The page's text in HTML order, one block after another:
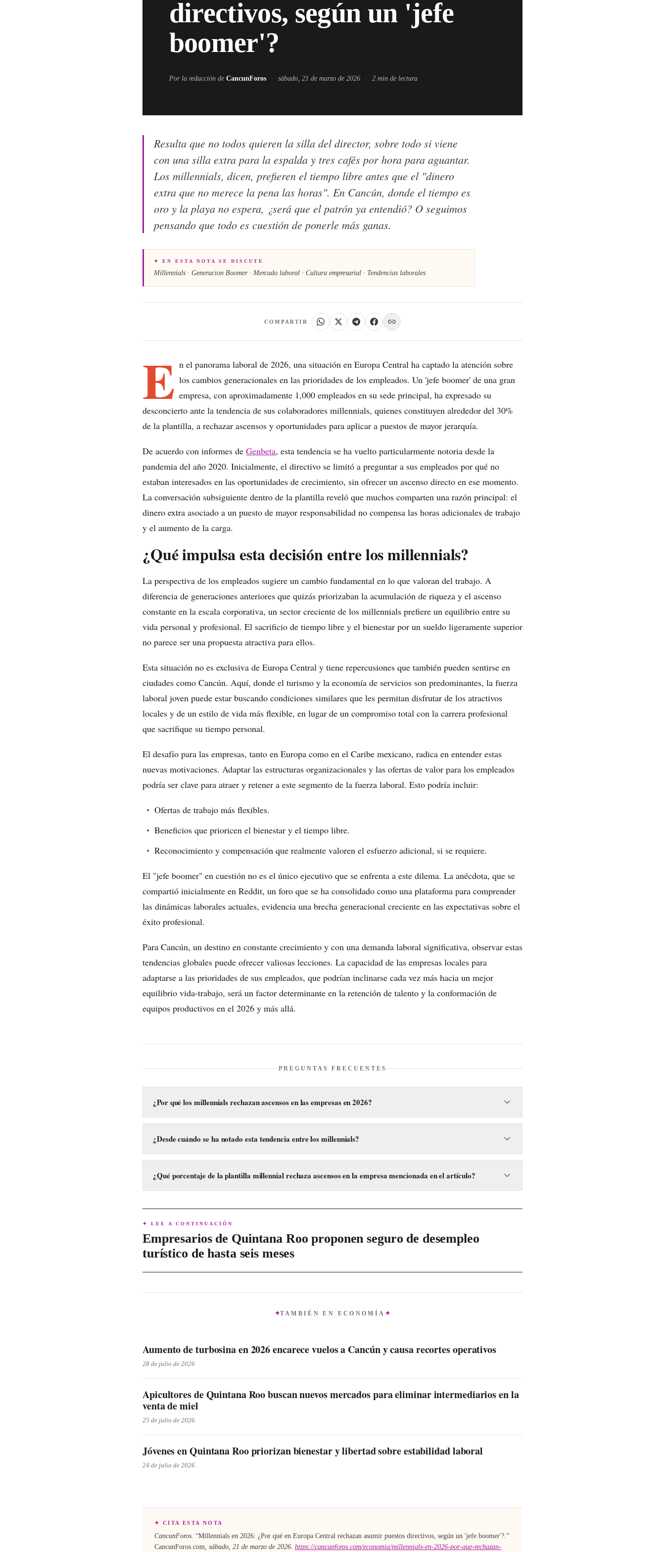
directivos, según un 'jefe
boomer'?
Por la redacción de CancunForos · sábado, 21 de marzo de 2026 · 2min de lectura
Resulta que no todos quieren la silla del director, sobre todo si viene
con una silla extra para la espalda y tres cafés por hora para aguantar.
Los millennials, dicen, prefieren el tiempo libre antes que el "dinero
extra que no merece la pena las horas". En Cancún, donde el tiempo es
oro y la playa no espera, ¿será que el patrón ya entendió? O seguimos
pensando que todo es cuestión de ponerle más ganas.
✦ EN ESTA NOTA SE DISCUTE
Millennials · Generacion Boomer · Mercado laboral · Cultura empresarial · Tendencias laborales
COMPARTIR
E n el panorama laboral de 2026, una situación en Europa Central ha captado la atención sobre
los cambios generacionales en las prioridades de los empleados. Un 'jefe boomer' de una gran
empresa, con aproximadamente 1,000 empleados en su sede principal, ha expresado su
desconcierto ante la tendencia de sus colaboradores millennials, quienes constituyen alrededor del 30%
de la plantilla, a rechazar ascensos y oportunidades para aplicar a puestos de mayor jerarquía.
De acuerdo con informes de Genbeta, esta tendencia se ha vuelto particularmente notoria desde la
pandemia del año 2020. Inicialmente, el directivo se limitó a preguntar a sus empleados por qué no
estaban interesados en las oportunidades de crecimiento, sin ofrecer un ascenso directo en ese momento.
La conversación subsiguiente dentro de la plantilla reveló que muchos comparten una razón principal: el
dinero extra asociado a un puesto de mayor responsabilidad no compensa las horas adicionales de trabajo
y el aumento de la carga.
¿Qué impulsa esta decisión entre los millennials?
La perspectiva de los empleados sugiere un cambio fundamental en lo que valoran del trabajo. A
diferencia de generaciones anteriores que quizás priorizaban la acumulación de riqueza y el ascenso
constante en la escala corporativa, un sector creciente de los millennials prefiere un equilibrio entre su
vida personal y profesional. El sacrificio de tiempo libre y el bienestar por un sueldo ligeramente superior
no parece ser una propuesta atractiva para ellos.
Esta situación no es exclusiva de Europa Central y tiene repercusiones que también pueden sentirse en
ciudades como Cancún. Aquí, donde el turismo y la economía de servicios son predominantes, la fuerza
laboral joven puede estar buscando condiciones similares que les permitan disfrutar de los atractivos
locales y de un estilo de vida más flexible, en lugar de un compromiso total con la carrera profesional
que sacrifique su tiempo personal.
El desafío para las empresas, tanto en Europa como en el Caribe mexicano, radica en entender estas
nuevas motivaciones. Adaptar las estructuras organizacionales y las ofertas de valor para los empleados
podría ser clave para atraer y retener a este segmento de la fuerza laboral. Esto podría incluir:
Ofertas de trabajo más flexibles.
Beneficios que prioricen el bienestar y el tiempo libre.
Reconocimiento y compensación que realmente valoren el esfuerzo adicional, si se requiere.
El "jefe boomer" en cuestión no es el único ejecutivo que se enfrenta a este dilema. La anécdota, que se
compartió inicialmente en Reddit, un foro que se ha consolidado como una plataforma para comprender
las dinámicas laborales actuales, evidencia una brecha generacional creciente en las expectativas sobre el
éxito profesional.
Para Cancún, un destino en constante crecimiento y con una demanda laboral significativa, observar estas
tendencias globales puede ofrecer valiosas lecciones. La capacidad de las empresas locales para
adaptarse a las prioridades de sus empleados, que podrían inclinarse cada vez más hacia un mejor
equilibrio vida-trabajo, será un factor determinante en la retención de talento y la conformación de
equipos productivos en el 2026 y más allá.
PREGUNTAS FRECUENTES
¿Por qué los millennials rechazan ascensos en las empresas en 2026?
La principal razón es que el dinero extra que obtienen con el ascenso no compensa el aumento de horas de trabajo y
la mayor responsabilidad, priorizando su tiempo libre.
¿Desde cuándo se ha notado esta tendencia entre los millennials?
Esta tendencia se ha notado especialmente desde la pandemia del año 2020.
¿Qué porcentaje de la plantilla millennial rechaza ascensos en la empresa mencionada en el artículo?
del 30% de la plantilla de la empresa.
✦ LEE A CONTINUACIÓN
Empresarios de Quintana Roo proponen seguro de desempleo
turístico de hasta seis meses
TAMBIÉN EN ECONOMÍA
Aumento de turbosina en 2026 encarece vuelos a Cancún y causa recortes operativos
28 de julio de 2026
Apicultores de Quintana Roo buscan nuevos mercados para eliminar intermediarios en la
venta de miel
25 de julio de 2026
Jóvenes en Quintana Roo priorizan bienestar y libertad sobre estabilidad laboral
24 de julio de 2026
✦ CITA ESTA NOTA
CancunForos. “Millennials en 2026: ¿Por qué en Europa Central rechazan asumir puestos directivos, según un 'jefe boomer'?.”
CancunForos.com, sábado, 21 de marzo de 2026. https://cancunforos.com/economia/millennials-en-2026-por-que-rechazan-